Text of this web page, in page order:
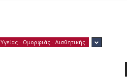
Υγείας - Ομορφιάς - Αισθητικής